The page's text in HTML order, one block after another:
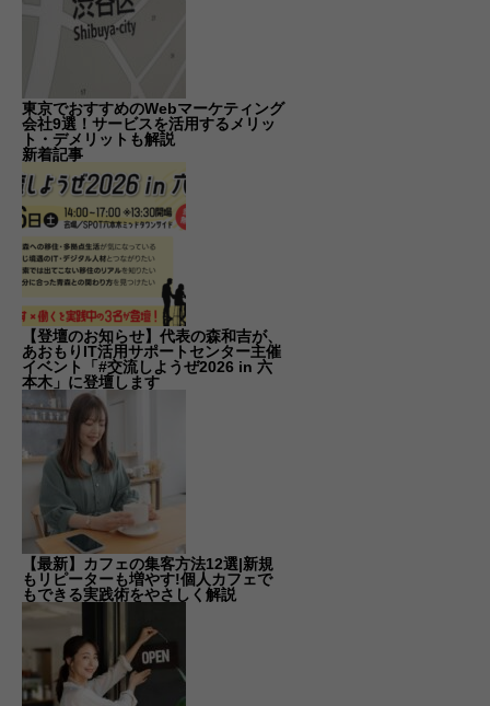
東京でおすすめのWebマーケティング
会社9選！サービスを活用するメリッ
ト・デメリットも解説
新着記事
【登壇のお知らせ】代表の森和吉が、
あおもりIT活用サポートセンター主催
イベント「#交流しようぜ2026 in 六
本木」に登壇します
【最新】カフェの集客方法12選|新規
もリピーターも増やす!個人カフェで
もできる実践術をやさしく解説